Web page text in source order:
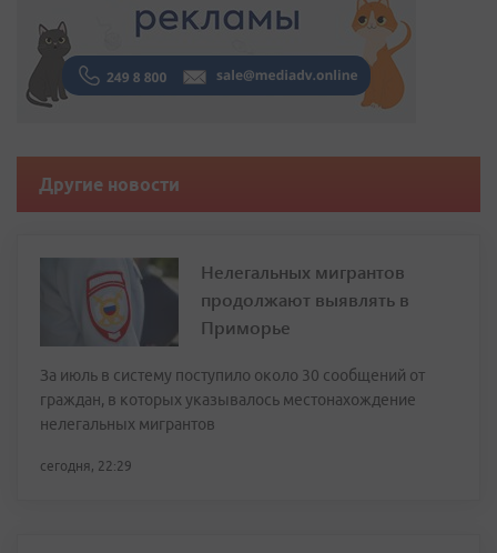
Другие новости
Нелегальных мигрантов
продолжают выявлять в
Приморье
За июль в систему поступило около 30 сообщений от
граждан, в которых указывалось местонахождение
нелегальных мигрантов
сегодня, 22:29